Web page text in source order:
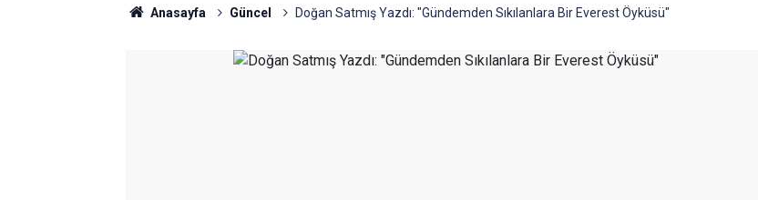
Anasayfa Güncel Doğan Satmış Yazdı: "Gündemden Sıkılanlara Bir Everest Öyküsü"